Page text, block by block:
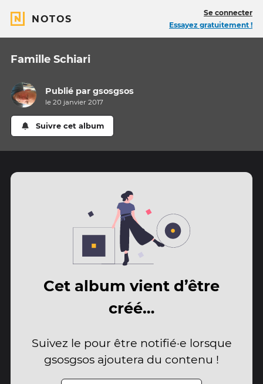
NOTOS
Se connecter
Essayez gratuitement !
Famille Schiari
Publié pargsosgsos
le 20 janvier 2017
Suivre cet album
Cet album vient d’être
créé…
Suivez le pour être notifié·e lorsque
gsosgsos ajoutera du contenu !